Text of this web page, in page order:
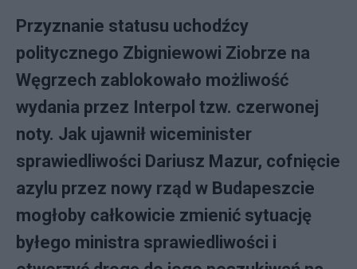
Przyznanie statusu uchodźcy
politycznego Zbigniewowi Ziobrze na
Węgrzech zablokowało możliwość
wydania przez Interpol tzw. czerwonej
noty. Jak ujawnił wiceminister
sprawiedliwości Dariusz Mazur, cofnięcie
azylu przez nowy rząd w Budapeszcie
mogłoby całkowicie zmienić sytuację
byłego ministra sprawiedliwości i